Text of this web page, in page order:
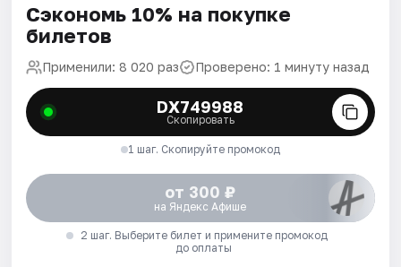
Сэкономь 10% на покупке
билетов
Применили: 8 020 раз Проверено: 1 минуту назад
DX749988
Скопировать
1 шаг. Скопируйте промокод
от 300 ₽
на Яндекс Афише
2 шаг. Выберите билет и примените промокод
до оплаты